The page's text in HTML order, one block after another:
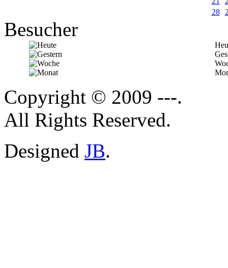
28
Besucher
Copyright © 2009 ---.
All Rights Reserved.
Designed JB.